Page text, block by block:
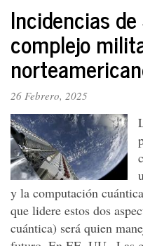
transformación
social
y
económica
del
Incidencias
complejo
26 Febrero, 2025
y la computación
que lidere estos dos
cuántica) será quien